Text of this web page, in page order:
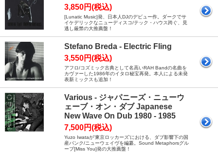
3,850円(税込)
[Lunatic Music]発、日本人DJのデビュー作。ダークでサ
イケデリックなニューディスコ/テック・ハウス跨ぐ、見
逃し厳禁の大推薦盤！
Stefano Breda - Electric Fling
3,550円(税込)
アフロ/コズミック古典として名高いRAH Bandの名曲を
カヴァーした1986年のイタロ秘宝再発。本人による未発
表新ミックスも追加！
Various - ジャパニーズ・ニューウ
ェーブ・オン・ダブ Japanese
New Wave On Dub 1980 - 1985
7,500円(税込)
Yuzo Iwataが'東京ロッカーズ’における、ダブ影響下の国
産パンク/ニューウェイヴを編纂。Sound Metaphorsグル
ープ[Miss You]発の大推薦盤！